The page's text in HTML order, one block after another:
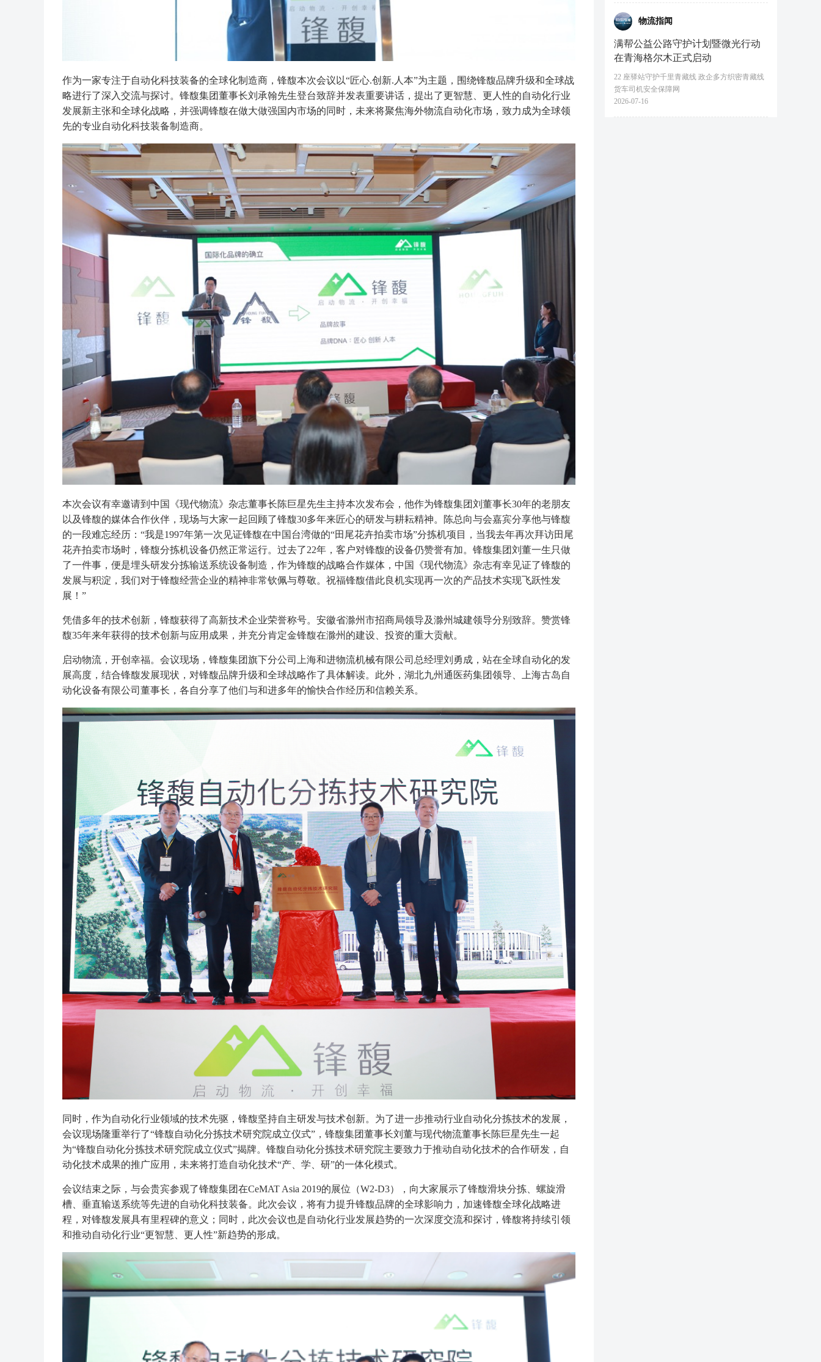
物流指闻
满帮公益公路守护计划暨微光行动
在青海格尔木正式启动
22 座驿站守护千里青藏线 政企多方织密青藏线
货车司机安全保障网
2026-07-16
作为一家专注于自动化科技装备的全球化制造商，锋馥本次会议以“匠心.创新.人本”为主题，围绕锋馥品牌升级和全球战
略进行了深入交流与探讨。锋馥集团董事长刘承翰先生登台致辞并发表重要讲话，提出了更智慧、更人性的自动化行业
发展新主张和全球化战略，并强调锋馥在做大做强国内市场的同时，未来将聚焦海外物流自动化市场，致力成为全球领
先的专业自动化科技装备制造商。
本次会议有幸邀请到中国《现代物流》杂志董事长陈巨星先生主持本次发布会，他作为锋馥集团刘董事长30年的老朋友
以及锋馥的媒体合作伙伴，现场与大家一起回顾了锋馥30多年来匠心的研发与耕耘精神。陈总向与会嘉宾分享他与锋馥
的一段难忘经历：“我是1997年第一次见证锋馥在中国台湾做的“田尾花卉拍卖市场”分拣机项目，当我去年再次拜访田尾
花卉拍卖市场时，锋馥分拣机设备仍然正常运行。过去了22年，客户对锋馥的设备仍赞誉有加。锋馥集团刘董一生只做
了一件事，便是埋头研发分拣输送系统设备制造，作为锋馥的战略合作媒体，中国《现代物流》杂志有幸见证了锋馥的
发展与积淀，我们对于锋馥经营企业的精神非常钦佩与尊敬。祝福锋馥借此良机实现再一次的产品技术实现飞跃性发
展！”
凭借多年的技术创新，锋馥获得了高新技术企业荣誉称号。安徽省滁州市招商局领导及滁州城建领导分别致辞。赞赏锋
馥35年来年获得的技术创新与应用成果，并充分肯定金锋馥在滁州的建设、投资的重大贡献。
启动物流，开创幸福。会议现场，锋馥集团旗下分公司上海和进物流机械有限公司总经理刘勇成，站在全球自动化的发
展高度，结合锋馥发展现状，对锋馥品牌升级和全球战略作了具体解读。此外，湖北九州通医药集团领导、上海古岛自
动化设备有限公司董事长，各自分享了他们与和进多年的愉快合作经历和信赖关系。
同时，作为自动化行业领域的技术先驱，锋馥坚持自主研发与技术创新。为了进一步推动行业自动化分拣技术的发展，
会议现场隆重举行了“锋馥自动化分拣技术研究院成立仪式”，锋馥集团董事长刘董与现代物流董事长陈巨星先生一起
为“锋馥自动化分拣技术研究院成立仪式”揭牌。锋馥自动化分拣技术研究院主要致力于推动自动化技术的合作研发，自
动化技术成果的推广应用，未来将打造自动化技术“产、学、研”的一体化模式。
会议结束之际，与会贵宾参观了锋馥集团在CeMAT Asia 2019的展位（W2-D3），向大家展示了锋馥滑块分拣、螺旋滑
槽、垂直输送系统等先进的自动化科技装备。此次会议，将有力提升锋馥品牌的全球影响力，加速锋馥全球化战略进
程，对锋馥发展具有里程碑的意义；同时，此次会议也是自动化行业发展趋势的一次深度交流和探讨，锋馥将持续引领
和推动自动化行业“更智慧、更人性”新趋势的形成。